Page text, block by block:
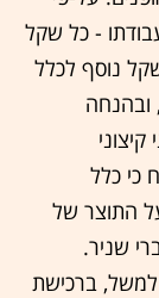
- כל שקל
נוסף לכלל
כי כלל
התוצר של
שניר.
ברכישת